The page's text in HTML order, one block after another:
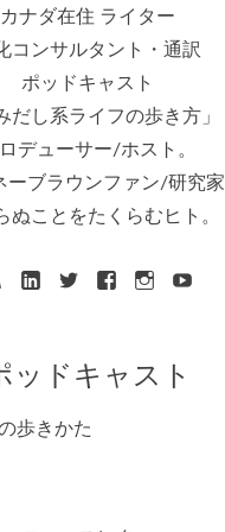
カナダ在住 ライター
コンサルタント・通訳
ポッドキャスト
だし系ライフの歩き方」
デューサー/ホスト。
ーブラウンファン/研究家
ぬことをたくらむヒト。
ッドキャスト
歩きかた